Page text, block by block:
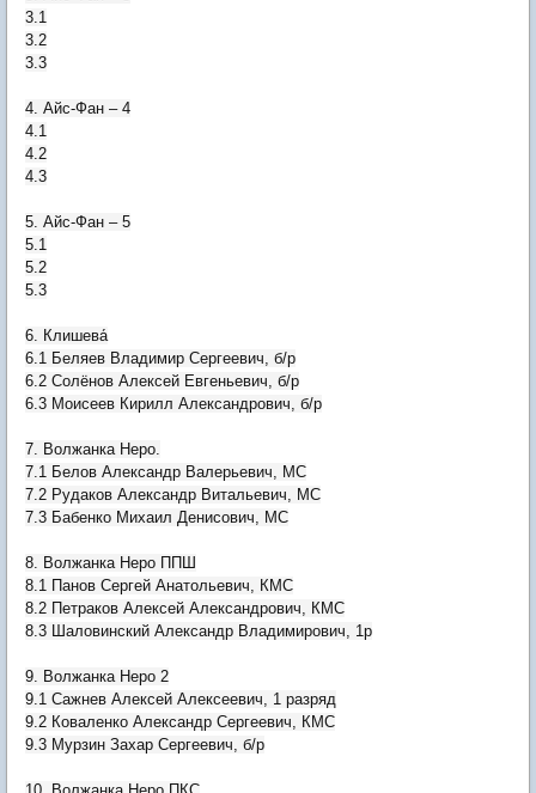
3.1
3.2
3.3
4. Айс-Фан – 4
4.1
4.2
4.3
5. Айс-Фан – 5
5.1
5.2
5.3
6. Клишева́
6.1 Беляев Владимир Сергеевич, б/р
6.2 Солёнов Алексей Евгеньевич, б/р
6.3 Моисеев Кирилл Александрович, б/р
7. Волжанка Неро.
7.1 Белов Александр Валерьевич, МС
7.2 Рудаков Александр Витальевич, МС
7.3 Бабенко Михаил Денисович, МС
8. Волжанка Неро ППШ
8.1 Панов Сергей Анатольевич, КМС
8.2 Петраков Алексей Александрович, КМС
8.3 Шаловинский Александр Владимирович, 1р
9. Волжанка Неро 2
9.1 Сажнев Алексей Алексеевич, 1 разряд
9.2 Коваленко Александр Сергеевич, КМС
9.3 Мурзин Захар Сергеевич, б/р